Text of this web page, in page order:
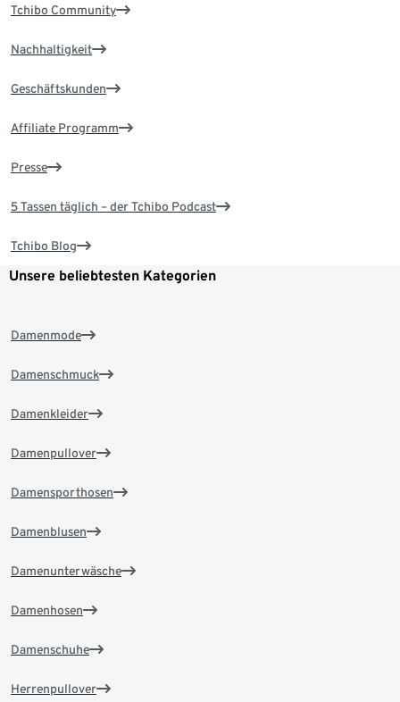
Tchibo Community
Nachhaltigkeit
Geschäftskunden
Affiliate Programm
Presse
5 Tassen täglich – der Tchibo Podcast
Tchibo Blog
Unsere beliebtesten Kategorien
Damenmode
Damenschmuck
Damenkleider
Damenpullover
Damensporthosen
Damenblusen
Damenunterwäsche
Damenhosen
Damenschuhe
Herrenpullover